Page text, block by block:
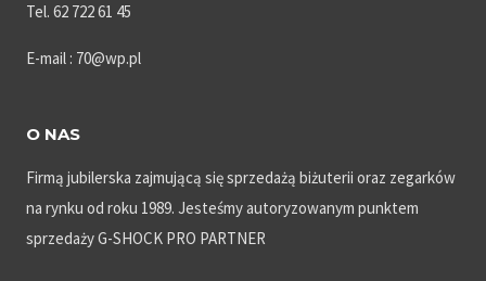
Tel. 62 722 61 45
E-mail : 70@wp.pl
O NAS
Firmą jubilerska zajmującą się sprzedażą biżuterii oraz zegarków
na rynku od roku 1989. Jesteśmy autoryzowanym punktem
sprzedaży G-SHOCK PRO PARTNER